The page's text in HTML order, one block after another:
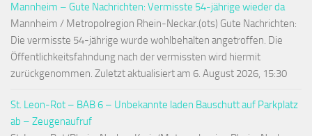
Mannheim – Gute Nachrichten: Vermisste 54-jährige wieder da
Mannheim / Metropolregion Rhein-Neckar.(ots) Gute Nachrichten:
Die vermisste 54-jährige wurde wohlbehalten angetroffen. Die
Öffentlichkeitsfahndung nach der vermissten wird hiermit
zurückgenommen. Zuletzt aktualisiert am 6. August 2026, 15:30
St. Leon-Rot – BAB 6 – Unbekannte laden Bauschutt auf Parkplatz
ab – Zeugenaufruf